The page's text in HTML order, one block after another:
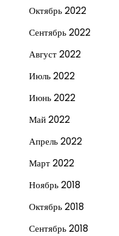
Октябрь 2022
Сентябрь 2022
Август 2022
Июль 2022
Июнь 2022
Май 2022
Апрель 2022
Март 2022
Ноябрь 2018
Октябрь 2018
Сентябрь 2018